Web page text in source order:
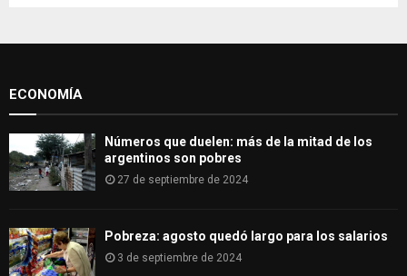
o
H
ECONOMÍA
Números que duelen: más de la mitad de los
argentinos son pobres
27 de septiembre de 2024
Pobreza: agosto quedó largo para los salarios
3 de septiembre de 2024